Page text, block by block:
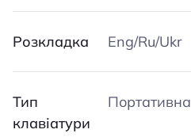
Розкладка Eng/Ru/Ukr
Тип
клавіатури
Портативна